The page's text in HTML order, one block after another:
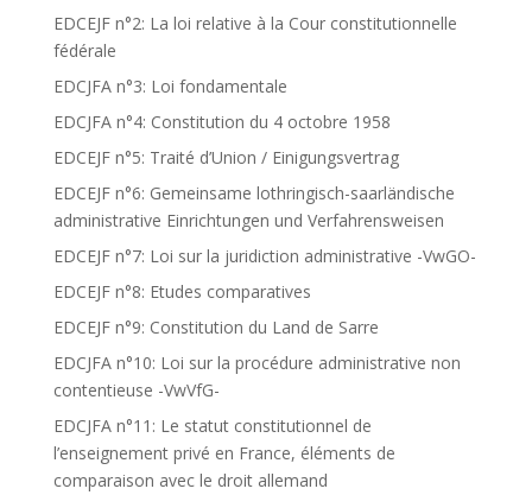
EDCEJF n°2: La loi relative à la Cour constitutionnelle
fédérale
EDCJFA n°3: Loi fondamentale
EDCJFA n°4: Constitution du 4 octobre 1958
EDCEJF n°5: Traité d’Union / Einigungsvertrag
EDCEJF n°6: Gemeinsame lothringisch-saarländische
administrative Einrichtungen und Verfahrensweisen
EDCEJF n°7: Loi sur la juridiction administrative -VwGO-
EDCEJF n°8: Etudes comparatives
EDCEJF n°9: Constitution du Land de Sarre
EDCJFA n°10: Loi sur la procédure administrative non
contentieuse -VwVfG-
EDCJFA n°11: Le statut constitutionnel de
l’enseignement privé en France, éléments de
comparaison avec le droit allemand